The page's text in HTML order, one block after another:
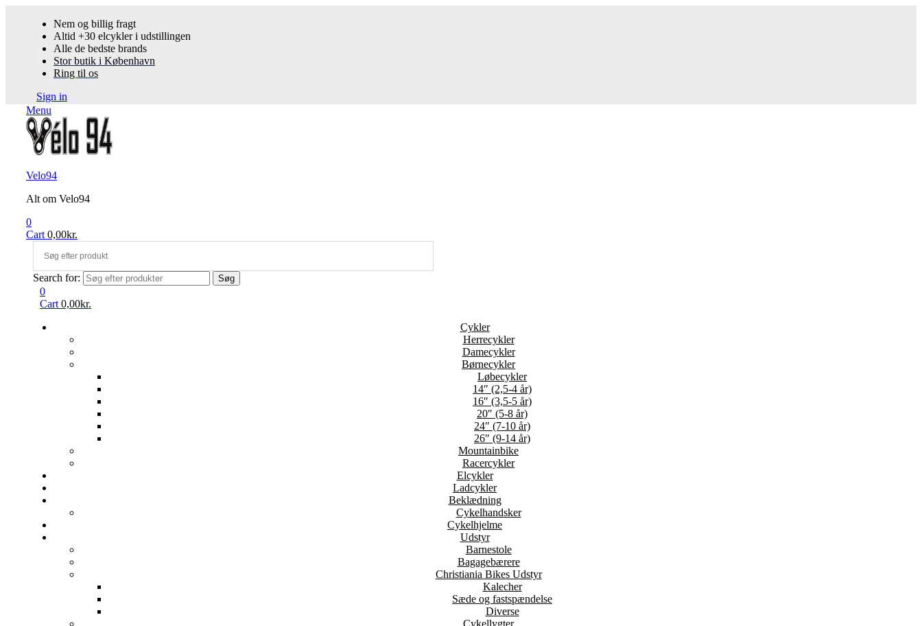
Nem og billig fragt
Altid +30 elcykler i udstillingen
Alle de bedste brands
Stor butik i København
Ring til os
Sign in
Menu
Velo94
Alt om Velo94
0
Cart 0,00kr.
Search for: Søg
0
Cart 0,00kr.
Cykler
Herrecykler
Damecykler
Børnecykler
Løbecykler
14″ (2,5-4 år)
16″ (3,5-5 år)
20″ (5-8 år)
24″ (7-10 år)
26″ (9-14 år)
Mountainbike
Racercykler
Elcykler
Ladcykler
Beklædning
Cykelhandsker
Cykelhjelme
Udstyr
Barnestole
Bagagebærere
Christiania Bikes Udstyr
Kalecher
Sæde og fastspændelse
Diverse
Cykellygter